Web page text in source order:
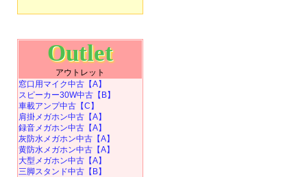
Outlet
アウトレット
窓口用マイク中古【A】
スピーカー30W中古【B】
車載アンプ中古【C】
肩掛メガホン中古【A】
録音メガホン中古【A】
灰防水メガホン中古【A】
黄防水メガホン中古【A】
大型メガホン中古【A】
三脚スタンド中古【B】